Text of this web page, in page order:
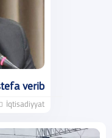
verib
İqtisadiyyat